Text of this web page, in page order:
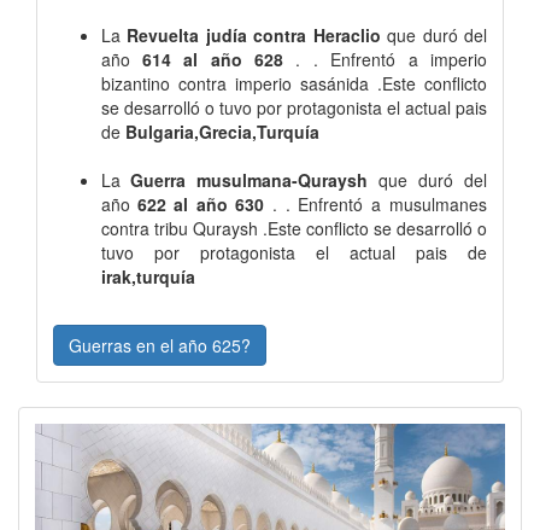
La Revuelta judía contra Heraclio que duró del
año 614 al año 628 . . Enfrentó a imperio
bizantino contra imperio sasánida .Este conflicto
se desarrolló o tuvo por protagonista el actual pais
de Bulgaria,Grecia,Turquía
La Guerra musulmana-Quraysh que duró del
año 622 al año 630 . . Enfrentó a musulmanes
contra tribu Quraysh .Este conflicto se desarrolló o
tuvo por protagonista el actual pais de
irak,turquía
Guerras en el año 625?